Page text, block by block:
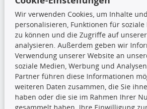
Die hier
insbesondere die
dürfen nicht
unterlassen, die Daten oder die gesamte
vorherige Zustimmung TecDocs zu
verbreiten und/oder diese Handlungen
zu lassen. Ein Zuwiderhandeln stellt eine
Urheberrechtsverletzung dar und wird
Wir verwenden Cookies, um Inhalte
personalisieren, Funktionen für
zu können und die Zugriffe auf
analysieren. Außerdem geben wir
Verwendung unserer Website an
soziale Medien, Werbung und
Partner führen diese Informationen
weiteren Daten zusammen, die Sie
haben oder die sie im Rahmen Ihrer